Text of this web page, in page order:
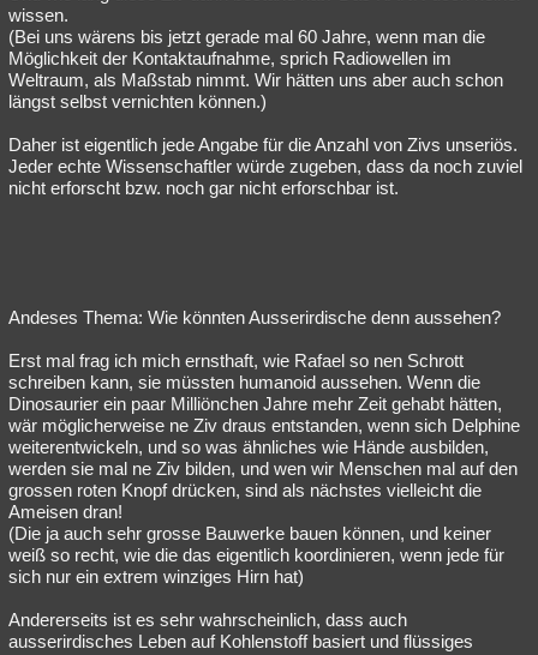
wissen.
(Bei uns wärens bis jetzt gerade mal 60 Jahre, wenn man die
Möglichkeit der Kontaktaufnahme, sprich Radiowellen im
Weltraum, als Maßstab nimmt. Wir hätten uns aber auch schon
längst selbst vernichten können.)
Daher ist eigentlich jede Angabe für die Anzahl von Zivs unseriös.
Jeder echte Wissenschaftler würde zugeben, dass da noch zuviel
nicht erforscht bzw. noch gar nicht erforschbar ist.
Andeses Thema: Wie könnten Ausserirdische denn aussehen?
Erst mal frag ich mich ernsthaft, wie Rafael so nen Schrott
schreiben kann, sie müssten humanoid aussehen. Wenn die
Dinosaurier ein paar Milliönchen Jahre mehr Zeit gehabt hätten,
wär möglicherweise ne Ziv draus entstanden, wenn sich Delphine
weiterentwickeln, und so was ähnliches wie Hände ausbilden,
werden sie mal ne Ziv bilden, und wen wir Menschen mal auf den
grossen roten Knopf drücken, sind als nächstes vielleicht die
Ameisen dran!
(Die ja auch sehr grosse Bauwerke bauen können, und keiner
weiß so recht, wie die das eigentlich koordinieren, wenn jede für
sich nur ein extrem winziges Hirn hat)
Andererseits ist es sehr wahrscheinlich, dass auch
ausserirdisches Leben auf Kohlenstoff basiert und flüssiges